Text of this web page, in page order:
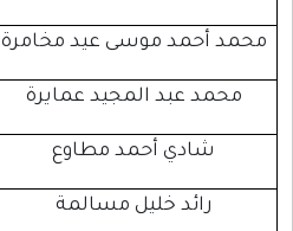
محمد أحمد موسى عيد مخامرة
محمد عبد المجيد عمايرة
شادي أحمد مطاوع
رائد خليل مسالمة